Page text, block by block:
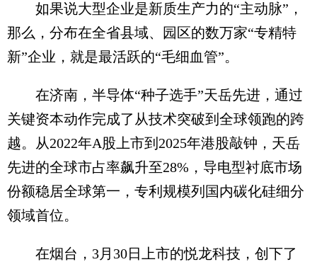
如果说大型企业是新质生产力的“主动脉”，
那么，分布在全省县域、园区的数万家“专精特
新”企业，就是最活跃的“毛细血管”。
在济南，半导体“种子选手”天岳先进，通过
关键资本动作完成了从技术突破到全球领跑的跨
越。从2022年A股上市到2025年港股敲钟，天岳
先进的全球市占率飙升至28%，导电型衬底市场
份额稳居全球第一，专利规模列国内碳化硅细分
领域首位。
在烟台，3月30日上市的悦龙科技，创下了